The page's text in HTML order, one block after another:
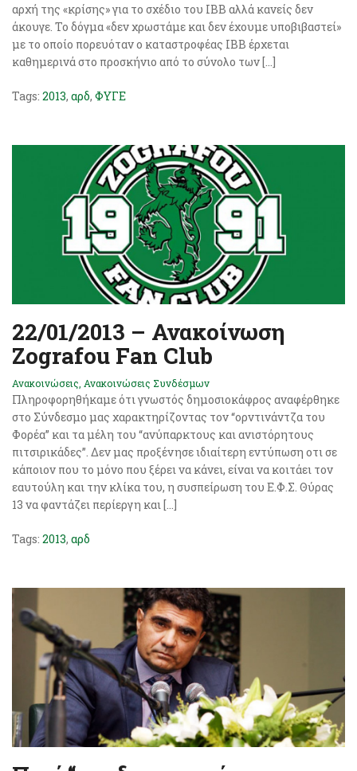
αρχή της «κρίσης» για το σχέδιο του ΙΒΒ αλλά κανείς δεν
άκουγε. Το δόγμα «δεν χρωστάμε και δεν έχουμε υποβιβαστεί»
με το οποίο πορευόταν ο καταστροφέας ΙΒΒ έρχεται
καθημερινά στο προσκήνιο από το σύνολο των […]
Tags: 2013, αρδ, ΦΥΓΕ
22/01/2013 – Ανακοίνωση
Zografou Fan Club
Ανακοινώσεις Ανακοινώσεις Συνδέσμων
Πληροφορηθήκαμε ότι γνωστός δημοσιοκάφρος αναφέρθηκε
στο Σύνδεσμο μας χαρακτηρίζοντας τον “ορντινάντζα του
Φορέα” και τα μέλη του “ανύπαρκτους και ανιστόρητους
πιτσιρικάδες”. Δεν μας προξένησε ιδιαίτερη εντύπωση οτι σε
κάποιον που το μόνο που ξέρει να κάνει, είναι να κοιτάει τον
εαυτούλη και την κλίκα του, η συσπείρωση του Ε.Φ.Σ. Θύρας
13 να φαντάζει περίεργη και […]
Tags: 2013, αρδ